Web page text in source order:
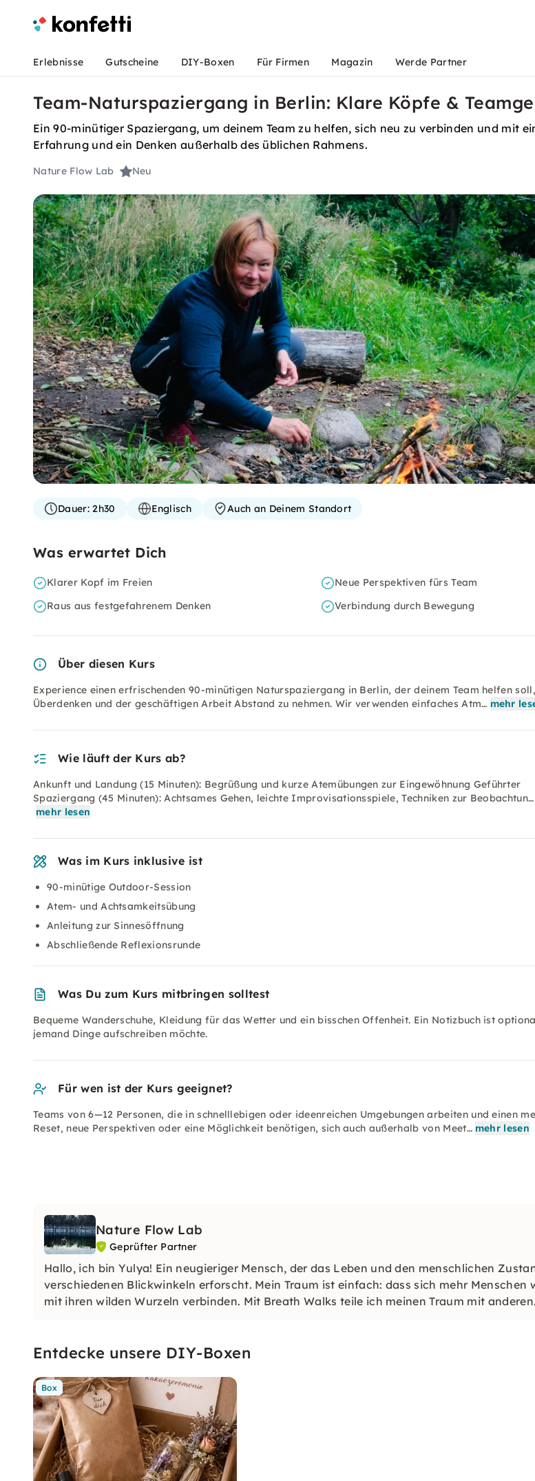
Erlebnisse Gutscheine DIY-Boxen Für Firmen Magazin Werde Partner
Team-Naturspaziergang in Berlin: Klare Köpfe &
Ein 90-minütiger Spaziergang, um deinem Team zu helfen, sich neu zu verbinden und mit
Erfahrung und ein Denken außerhalb des üblichen Rahmens.
Nature Flow Lab Neu
Dauer:2h30 Englisch Auch an Deinem Standort
Was erwartet Dich
Klarer Kopf im Freien
Neue Perspektiven fürs Team
Raus aus festgefahrenem Denken
Verbindung durch Bewegung
Über diesen Kurs
Experience einen erfrischenden 90-minütigen Naturspaziergang in Berlin, der deinem Team helfen
Überdenken und der geschäftigen Arbeit Abstand zu nehmen. Wir verwenden einfaches Atm… mehr
Wie läuft der Kurs ab?
Ankunft und Landung (15 Minuten): Begrüßung und kurze Atemübungen zur Eingewöhnung Geführter
Spaziergang (45 Minuten): Achtsames Gehen, leichte Improvisationsspiele, Techniken zur Beobachtun…
mehr lesen
Was im Kurs inklusive ist
90-minütige Outdoor-Session
Atem- und Achtsamkeitsübung
Anleitung zur Sinnesöffnung
Abschließende Reflexionsrunde
Was Du zum Kurs mitbringen solltest
Bequeme Wanderschuhe, Kleidung für das Wetter und ein bisschen Offenheit. Ein Notizbuch ist
jemand Dinge aufschreiben möchte.
Für wen ist der Kurs geeignet?
Teams von 6—12 Personen, die in schnelllebigen oder ideenreichen Umgebungen arbeiten und einen
Reset, neue Perspektiven oder eine Möglichkeit benötigen, sich auch außerhalb von Meet… mehr lesen
Nature Flow Lab
Geprüfter Partner
Hallo, ich bin Yulya! Ein neugieriger Mensch, der das Leben und den menschlichen
verschiedenen Blickwinkeln erforscht. Mein Traum ist einfach: dass sich mehr Menschen
mit ihren wilden Wurzeln verbinden. Mit Breath Walks teile ich meinen Traum mit
Entdecke unsere DIY-Boxen
Box